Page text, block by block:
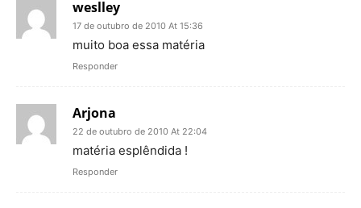
weslley
17 de outubro de 2010 At 15:36
muito boa essa matéria
Responder
Arjona
22 de outubro de 2010 At 22:04
matéria esplêndida !
Responder